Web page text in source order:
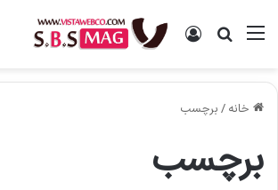
منو جستجو برای
ورود
خانه / برچسب
برچسب